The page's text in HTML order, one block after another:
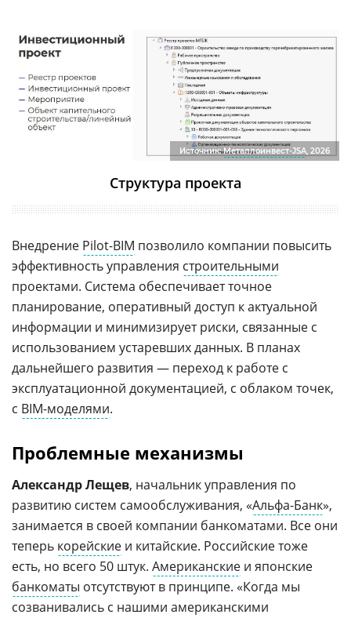
Источник:Металлоинвест-JSA, 2026
Структура проекта
Внедрение Pilot-BIM позволило компании повысить
эффективность управления строительными
проектами. Система обеспечивает точное
планирование, оперативный доступ к актуальной
информации и минимизирует риски, связанные с
использованием устаревших данных. В планах
дальнейшего развития — переход к работе с
эксплуатационной документацией, с облаком точек,
с BIM-моделями.
Проблемные механизмы
Александр Лещев, начальник управления по
развитию систем самообслуживания, «Альфа-Банк»,
занимается в своей компании банкоматами. Все они
теперь корейские и китайские. Российские тоже
есть, но всего 50 штук. Американские и японские
банкоматы отсутствуют в принципе. «Когда мы
созванивались с нашими американскими